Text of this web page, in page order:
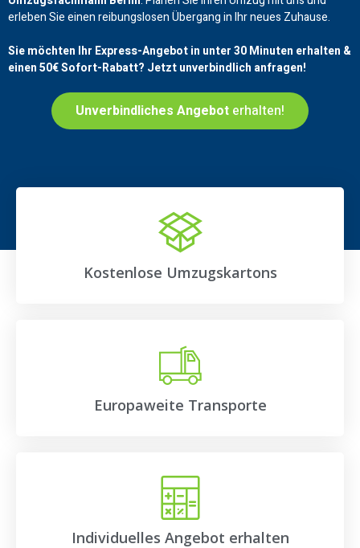
erleben Sie einen reibungslosen Übergang in Ihr neues Zuhause.
Sie möchten Ihr Express-Angebot in unter 30 Minuten erhalten &
einen50€Sofort-Rabatt? Jetzt unverbindlich anfragen!
Unverbindliches Angebot erhalten!
Kostenlose Umzugskartons
Europaweite Transporte
Individuelles Angebot erhalten